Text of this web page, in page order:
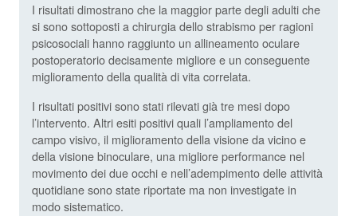
I risultati dimostrano che la maggior parte degli adulti che
si sono sottoposti a chirurgia dello strabismo per ragioni
psicosociali hanno raggiunto un allineamento oculare
postoperatorio decisamente migliore e un conseguente
miglioramento della qualità di vita correlata.
I risultati positivi sono stati rilevati già tre mesi dopo
l’intervento. Altri esiti positivi quali l’ampliamento del
campo visivo, il miglioramento della visione da vicino e
della visione binoculare, una migliore performance nel
movimento dei due occhi e nell’adempimento delle attività
quotidiane sono state riportate ma non investigate in
modo sistematico.